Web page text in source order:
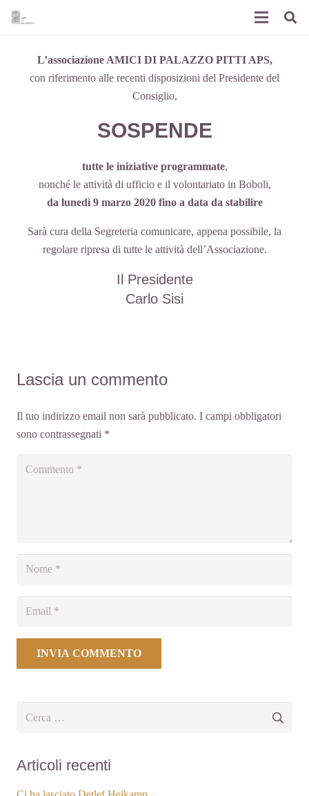
L’associazione AMICI DI PALAZZO PITTI APS,
con riferimento alle recenti disposizioni del Presidente del
Consiglio,
SOSPENDE
tutte le iniziative programmate,
nonché le attività di ufficio e il volontariato in Boboli,
da lunedì 9 marzo 2020 fino a data da stabilire
Sarà cura della Segreteria comunicare, appena possibile, la
regolare ripresa di tutte le attività dell’Associazione.
Il Presidente
Carlo Sisi
Lascia un commento
Il tuo indirizzo email non sarà pubblicato. I campi obbligatori
sono contrassegnati *
INVIA COMMENTO
Articoli recenti